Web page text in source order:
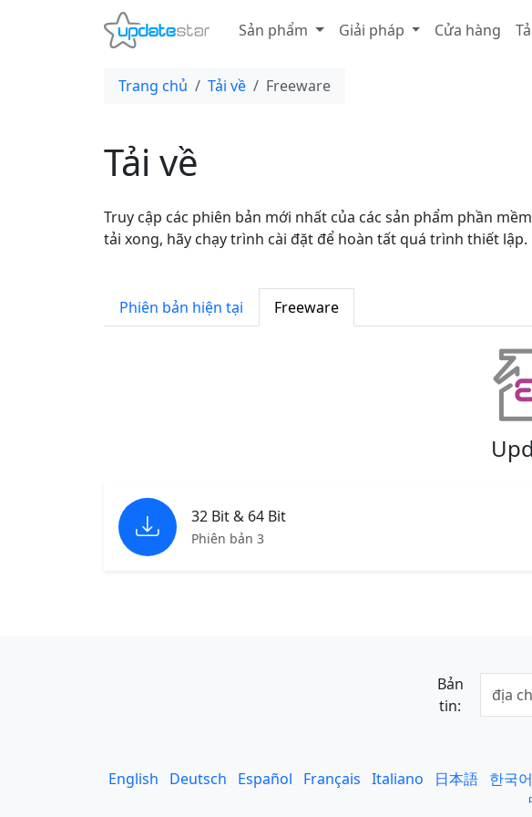
Sản phẩm Giải pháp Cửa hàng
Trang chủ Tải về Freeware
Tải về
Truy cập các phiên bản mới nhất của các sản phẩm phần
tải xong, hãy chạy trình cài đặt để hoàn tất quá trình thiết lập.
Phiên bản hiện tại Freeware
32 Bit & 64 Bit
Phiên bản 3
Bản
tin:
English Deutsch Español Français Italiano 日本語 한국어